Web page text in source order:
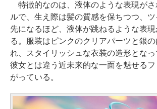
特徴的なのは、液体のような表現がさ
ルで、生え際は髪の質感を保ちつつ、
先になるほど、液体が跳ねるような表
る。服装はピンクのクリアパーツと銀
れ、スタイリッシュな衣装の造形とな
彼女とは違う近未来的な一面を魅せる
がっている。